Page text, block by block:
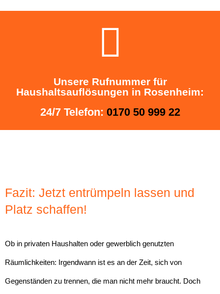
Unsere Rufnummer für
Haushaltsauflösungen in Rosenheim:
24/7 Telefon: 0170 50 999 22
Fazit: Jetzt entrümpeln lassen und
Platz schaffen!
Ob in privaten Haushalten oder gewerblich genutzten
Räumlichkeiten: Irgendwann ist es an der Zeit, sich von
Gegenständen zu trennen, die man nicht mehr braucht. Doch